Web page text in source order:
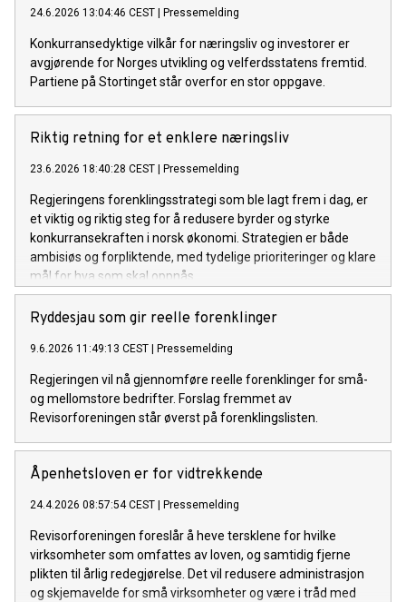
24.6.2026 13:04:46 CEST Pressemelding
Konkurransedyktige vilkår for næringsliv og investorer er
avgjørende for Norges utvikling og velferdsstatens fremtid.
Partiene på Stortinget står overfor en stor oppgave.
Riktig retning for et enklere næringsliv
23.6.2026 18:40:28 CEST Pressemelding
Regjeringens forenklingsstrategi som ble lagt frem i dag, er
et viktig og riktig steg for å redusere byrder og styrke
konkurransekraften i norsk økonomi. Strategien er både
ambisiøs og forpliktende, med tydelige prioriteringer og klare
mål for hva som skal oppnås.
Ryddesjau som gir reelle forenklinger
9.6.2026 11:49:13 CEST Pressemelding
Regjeringen vil nå gjennomføre reelle forenklinger for små-
og mellomstore bedrifter. Forslag fremmet av
Revisorforeningen står øverst på forenklingslisten.
Åpenhetsloven er for vidtrekkende
24.4.2026 08:57:54 CEST Pressemelding
Revisorforeningen foreslår å heve tersklene for hvilke
virksomheter som omfattes av loven, og samtidig fjerne
plikten til årlig redegjørelse. Det vil redusere administrasjon
og skjemavelde for små virksomheter og være i tråd med